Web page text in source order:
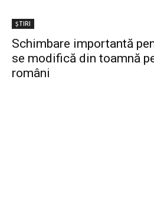
ȘTIRI
Schimbare importantă
se modifică din toamnă
români